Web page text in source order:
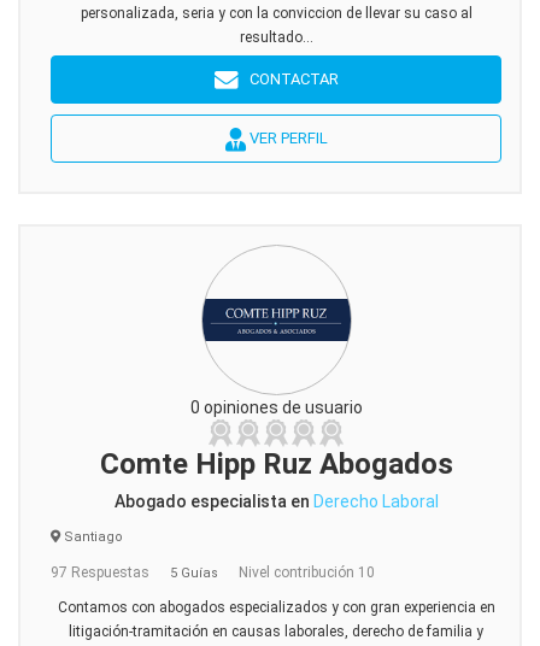
personalizada, seria y con la conviccion de llevar su caso al
resultado...
CONTACTAR
VER PERFIL
0 opiniones de usuario
Comte Hipp Ruz Abogados
Abogado especialista en Derecho Laboral
Santiago
97 Respuestas 5 Guías Nivel contribución 10
Contamos con abogados especializados y con gran experiencia en
litigación-tramitación en causas laborales, derecho de familia y